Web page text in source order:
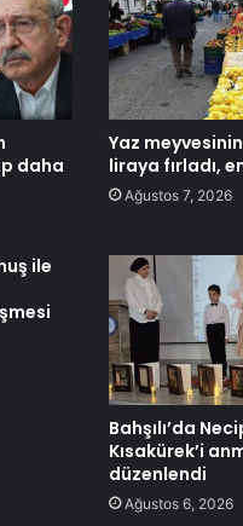
daha
Yaz
liraya fırladı,
Ağustos 7, 2026
ile
Bahşılı’da
Kısakürek’i
düzenlendi
Ağustos 6, 2026